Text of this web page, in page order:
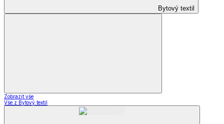
Bytový textil
Zobrazit vše
Vše z Bytový textil